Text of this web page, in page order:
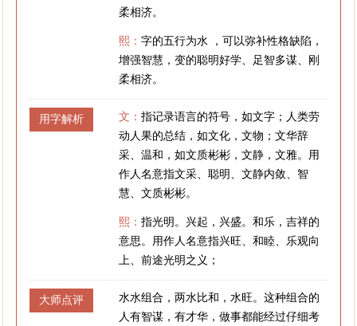
柔相济。
熙：字的五行为水 ，可以弥补性格缺陷，
增强智慧，变的聪明好学、足智多谋、刚
柔相济。
用字解析 文：指记录语言的符号，如文字；人类劳
动人果的总结，如文化，文物；文华辞
采、温和，如文质彬彬，文静，文雅。用
作人名意指文采、聪明、文静内敛、智
慧、文质彬彬。
熙：指光明。兴起，兴盛。和乐，吉祥的
意思。用作人名意指兴旺、和睦、乐观向
上、前途光明之义；
大师点评
水水组合，两水比和，水旺。这种组合的
人有智谋，有才华，做事都能经过仔细考